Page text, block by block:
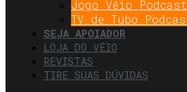
Jogo Véio Podcast
TV de Tubo
SEJA APOIADOR
LOJA DO VÉIO
REVISTAS
TIRE SUAS DÚVIDAS